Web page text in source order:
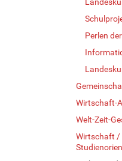
Perlen
Wirtschaft-
Welt-Zeit-
Wirtschaft /